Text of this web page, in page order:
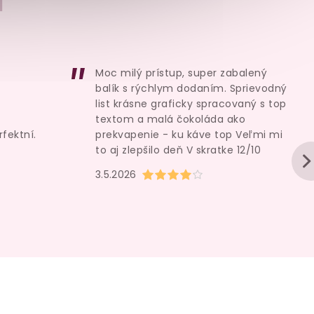
Do košíku Do
je 5 z 5 hvězdiček.
Hodnocení obchodu je 4 z 5
3.5.2026
Moc milý prístup, super zabalený
balík s rýchlym dodaním. Sprievodný
list krásne graficky spracovaný s top
textom a malá čokoláda ako
prekvapenie - ku káve top Veľmi mi
to aj zlepšilo deň V skratke 12/10